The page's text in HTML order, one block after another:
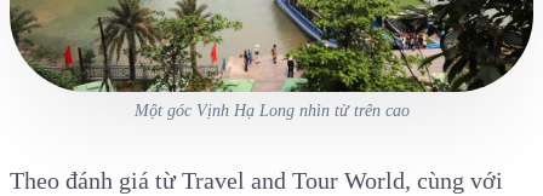
Một góc Vịnh Hạ Long nhìn từ trên cao
Theo đánh giá từ Travel and Tour World, cùng với